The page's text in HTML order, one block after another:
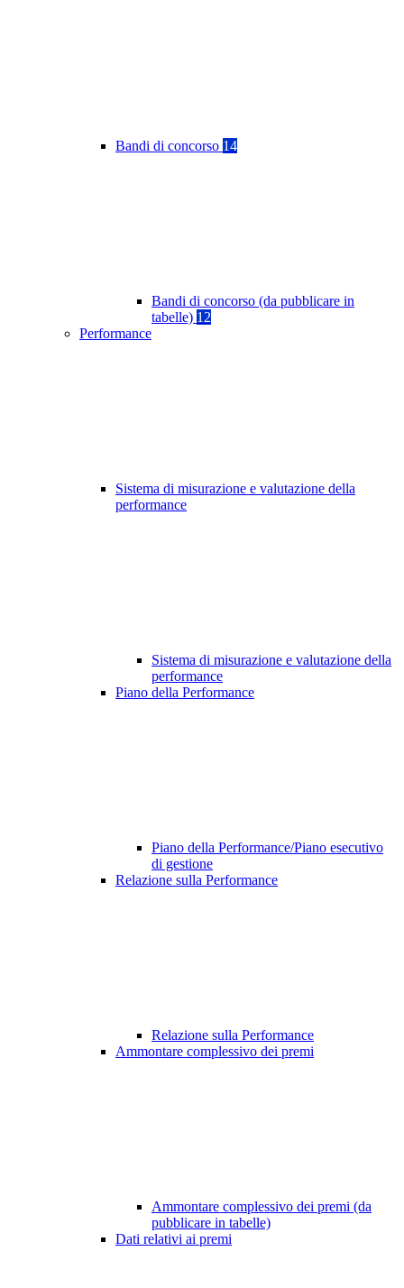
Bandi di concorso 14
Bandi di concorso (da pubblicare in
tabelle) 12
Performance
Sistema di misurazione e valutazione della
performance
Sistema di misurazione e valutazione della
performance
Piano della Performance
Piano della Performance/Piano esecutivo
di gestione
Relazione sulla Performance
Relazione sulla Performance
Ammontare complessivo dei premi
Ammontare complessivo dei premi (da
pubblicare in tabelle)
Dati relativi ai premi